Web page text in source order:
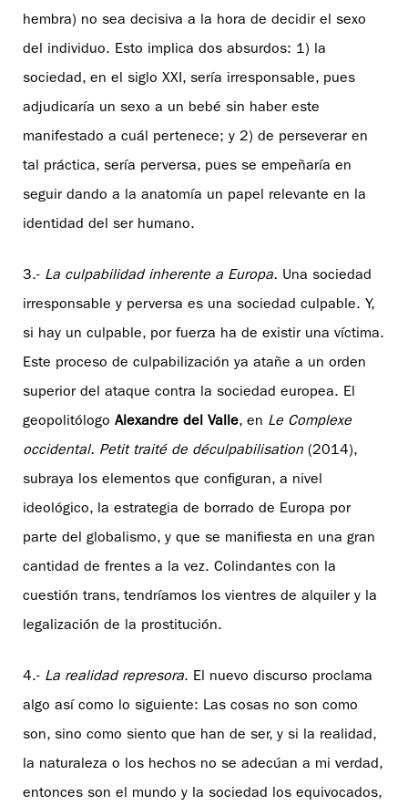
hembra) no sea decisiva a la hora de decidir el sexo
del individuo. Esto implica dos absurdos: 1) la
sociedad, en el siglo XXI, sería irresponsable, pues
adjudicaría un sexo a un bebé sin haber este
manifestado a cuál pertenece; y 2) de perseverar en
tal práctica, sería perversa, pues se empeñaría en
seguir dando a la anatomía un papel relevante en la
identidad del ser humano.
3.- La culpabilidad inherente a Europa. Una sociedad
irresponsable y perversa es una sociedad culpable. Y,
si hay un culpable, por fuerza ha de existir una víctima.
Este proceso de culpabilización ya atañe a un orden
superior del ataque contra la sociedad europea. El
geopolitólogo Alexandre del Valle, en Le Complexe
occidental. Petit traité de déculpabilisation (2014),
subraya los elementos que configuran, a nivel
ideológico, la estrategia de borrado de Europa por
parte del globalismo, y que se manifiesta en una gran
cantidad de frentes a la vez. Colindantes con la
cuestión trans, tendríamos los vientres de alquiler y la
legalización de la prostitución.
4.- La realidad represora. El nuevo discurso proclama
algo así como lo siguiente: Las cosas no son como
son, sino como siento que han de ser, y si la realidad,
la naturaleza o los hechos no se adecúan a mi verdad,
entonces son el mundo y la sociedad los equivocados,